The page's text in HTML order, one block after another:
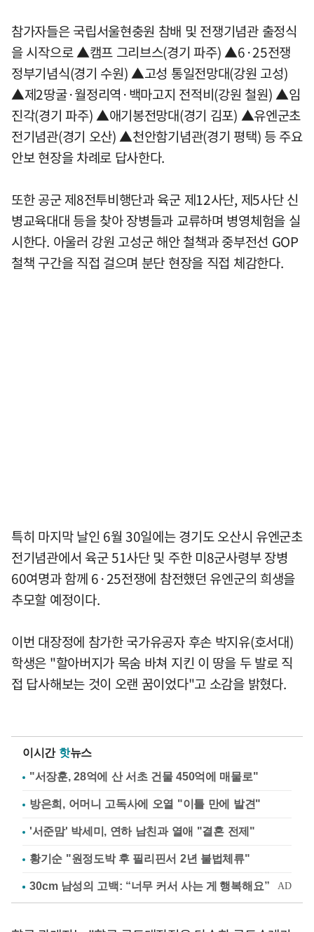
참가자들은 국립서울현충원 참배 및 전쟁기념관 출정식
을 시작으로 ▲캠프 그리브스(경기 파주) ▲6·25전쟁
정부기념식(경기 수원) ▲고성 통일전망대(강원 고성)
▲제2땅굴·월정리역·백마고지 전적비(강원 철원) ▲임
진각(경기 파주) ▲애기봉전망대(경기 김포) ▲유엔군초
전기념관(경기 오산) ▲천안함기념관(경기 평택) 등 주요
안보 현장을 차례로 답사한다.
또한 공군 제8전투비행단과 육군 제12사단, 제5사단 신
병교육대대 등을 찾아 장병들과 교류하며 병영체험을 실
시한다. 아울러 강원 고성군 해안 철책과 중부전선 GOP
철책 구간을 직접 걸으며 분단 현장을 직접 체감한다.
특히 마지막 날인 6월 30일에는 경기도 오산시 유엔군초
전기념관에서 육군 51사단 및 주한 미8군사령부 장병
60여명과 함께 6·25전쟁에 참전했던 유엔군의 희생을
추모할 예정이다.
이번 대장정에 참가한 국가유공자 후손 박지유(호서대)
학생은 "할아버지가 목숨 바쳐 지킨 이 땅을 두 발로 직
접 답사해보는 것이 오랜 꿈이었다"고 소감을 밝혔다.
이시간 핫뉴스
"서장훈, 28억에 산 서초 건물 450억에 매물로"
방은희, 어머니 고독사에 오열 "이틀 만에 발견"
'서준맘' 박세미, 연하 남친과 열애 "결혼 전제"
황기순 "원정도박 후 필리핀서 2년 불법체류"